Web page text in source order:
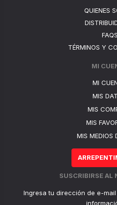
QUIENES
FAQS
TÉRMINOS Y
MI
MI
MIS
MIS
MIS
MIS MEDIOS
SUSCRIBIRSE AL
Ingresa tu dirección de e-